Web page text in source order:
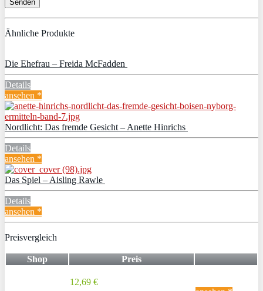
Ähnliche Produkte
Die Ehefrau – Freida McFadden
Details
ansehen *
Nordlicht: Das fremde Gesicht – Anette Hinrichs
Details
ansehen *
Das Spiel – Aisling Rawle
Details
ansehen *
Preisvergleich
Shop Preis
12,69 €